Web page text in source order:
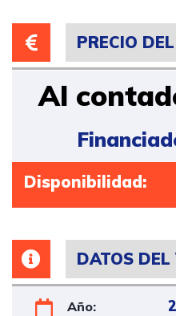
PRECIO
Al
Disponibilidad:
DATOS DEL
Año: